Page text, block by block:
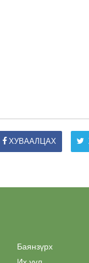
ХУВААЛЦАХ
Баянзүрх